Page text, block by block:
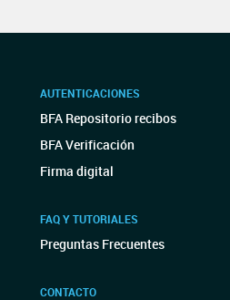
AUTENTICACIONES
BFA Repositorio recibos
BFA Verificación
Firma digital
FAQ Y TUTORIALES
Preguntas Frecuentes
CONTACTO